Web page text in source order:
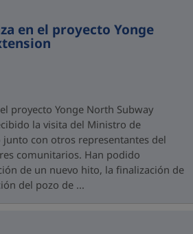
en el proyecto Yonge
proyecto Yonge North Subway
la visita del Ministro de
con otros representantes del
comunitarios. Han podido
de un nuevo hito, la finalización de
del pozo de ...